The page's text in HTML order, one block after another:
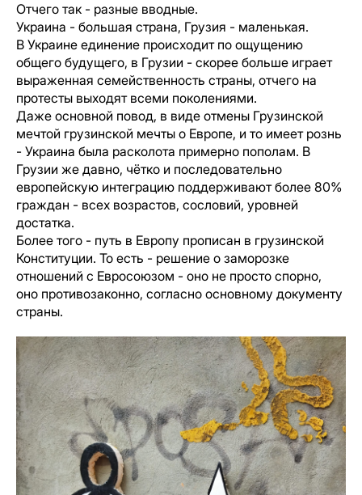
Отчего так - разные вводные.
Украина - большая страна, Грузия - маленькая.
В Украине единение происходит по ощущению
общего будущего, в Грузии - скорее больше играет
выраженная семейственность страны, отчего на
протесты выходят всеми поколениями.
Даже основной повод, в виде отмены Грузинской
мечтой грузинской мечты о Европе, и то имеет рознь
- Украина была расколота примерно пополам. В
Грузии же давно, чётко и последовательно
европейскую интеграцию поддерживают более 80%
граждан - всех возрастов, сословий, уровней
достатка.
Более того - путь в Европу прописан в грузинской
Конституции. То есть - решение о заморозке
отношений с Евросоюзом - оно не просто спорно,
оно противозаконно, согласно основному документу
страны.